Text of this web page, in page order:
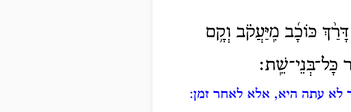
דָּרַ֨ךְ כּוֹכָ֜ב מִֽיַּעֲקֹ֗ב וְקָ֥ם
לא עתה היא, אלא לאחר זמן: